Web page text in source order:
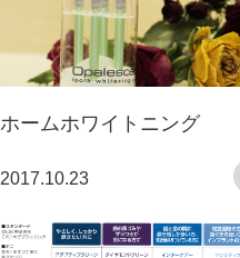
ホームホワイトニング
2017.10.23